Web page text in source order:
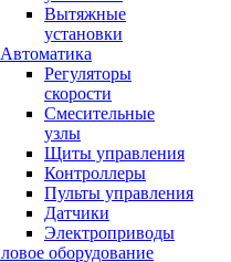
Вытяжные
установки
Автоматика
Регуляторы
скорости
Смесительные
узлы
Щиты управления
Контроллеры
Пульты управления
Датчики
Электроприводы